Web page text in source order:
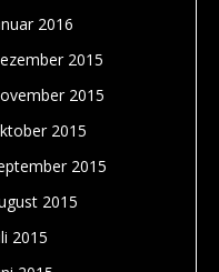
2016
2015
2015
2015
2015
2015
2015